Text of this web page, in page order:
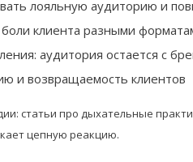
лояльную аудиторию и
клиента разными
аудитория остается с
и возвращаемость клиентов
статьи про дыхательные
цепную реакцию.